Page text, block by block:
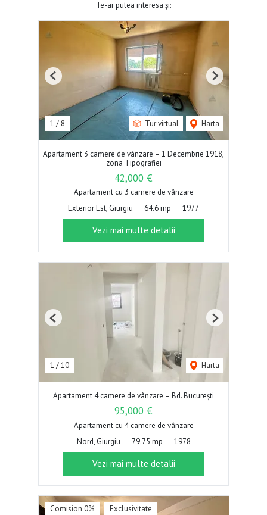
Te-ar putea interesa și:
1 / 8 Tur virtual Harta
Previous Next
Apartament 3 camere de vânzare – 1 Decembrie 1918,
zona Tipografiei
42,000 €
Apartament cu 3 camere de vânzare
Exterior Est, Giurgiu
64.6 mp 1977
Vezi mai multe detalii
1 /10 Harta
Previous Next
Apartament 4 camere de vânzare – Bd. București
95,000 €
Apartament cu 4 camere de vânzare
Nord, Giurgiu
79.75 mp 1978
Vezi mai multe detalii
Comision 0% Exclusivitate